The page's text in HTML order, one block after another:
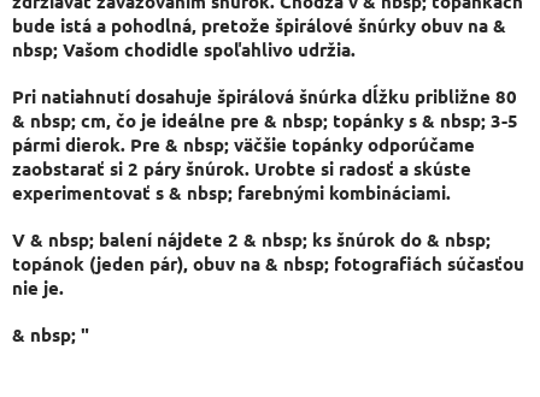
bude istá a pohodlná, pretože špirálové šnúrky obuv na &
nbsp; Vašom chodidle spoľahlivo udržia.
Pri natiahnutí dosahuje špirálová šnúrka dĺžku približne 80
& nbsp; cm, čo je ideálne pre & nbsp; topánky s & nbsp; 3-5
pármi dierok. Pre & nbsp; väčšie topánky odporúčame
zaobstarať si 2 páry šnúrok. Urobte si radosť a skúste
experimentovať s & nbsp; farebnými kombináciami.
V & nbsp; balení nájdete 2 & nbsp; ks šnúrok do & nbsp;
topánok (jeden pár), obuv na & nbsp; fotografiách súčasťou
nie je.
& nbsp; "